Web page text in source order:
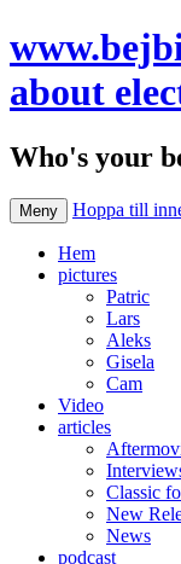
about
Who's your
Meny Hoppa till
Hem
pictures
Patric
Lars
Aleks
Gisela
Cam
Video
articles
Classic
New
News
podcast